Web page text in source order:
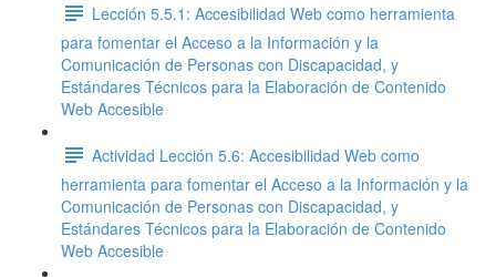
Lección 5.5.1: Accesibilidad Web como herramienta
para fomentar el Acceso a la Información y la
Comunicación de Personas con Discapacidad, y
Estándares Técnicos para la Elaboración de Contenido
Web Accesible
Actividad Lección 5.6: Accesibilidad Web como
herramienta para fomentar el Acceso a la Información y la
Comunicación de Personas con Discapacidad, y
Estándares Técnicos para la Elaboración de Contenido
Web Accesible